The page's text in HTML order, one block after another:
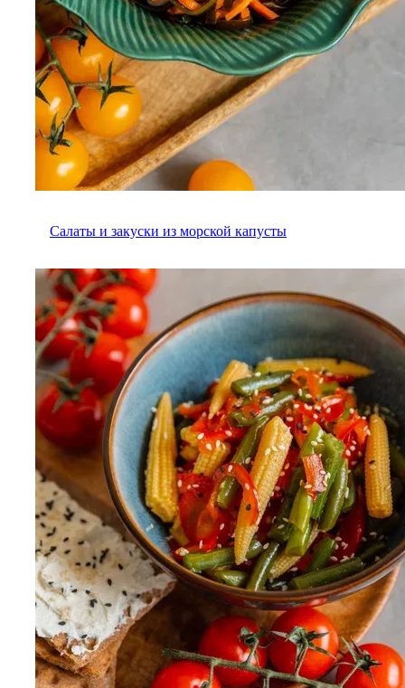
Салаты и закуски из морской капусты